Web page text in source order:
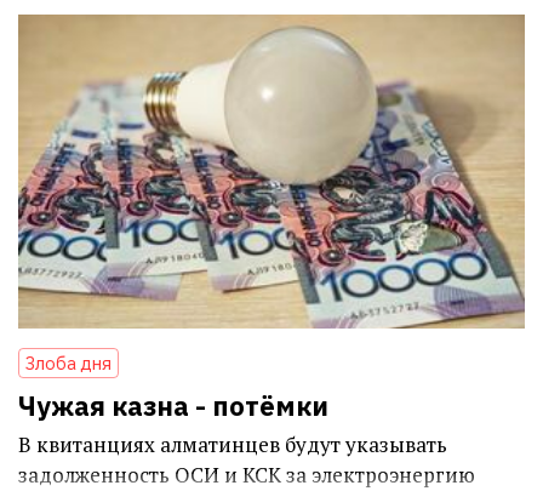
Злоба дня
Чужая казна - потёмки
В квитанциях алматинцев будут указывать
задолженность ОСИ и КСК за электроэнергию